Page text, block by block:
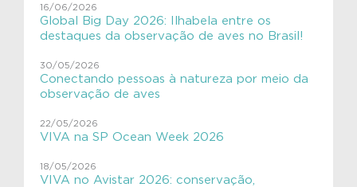
#VIVAsemlixo
Aves migratórias
SHE
16/06/2026
Global Big Day 2026: Ilhabela entre os
destaques da observação de aves no Brasil!
30/05/2026
Conectando pessoas à natureza por meio da
observação de aves
22/05/2026
VIVA na SP Ocean Week 2026
18/05/2026
VIVA no Avistar 2026: conservação,